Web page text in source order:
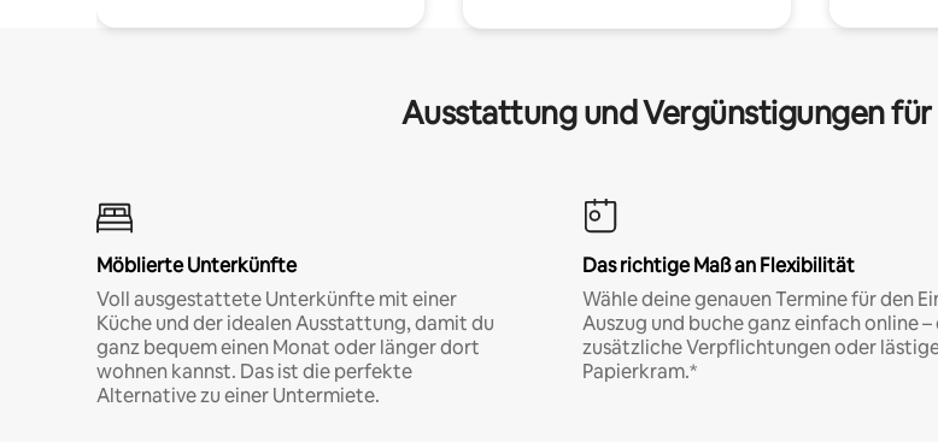
Ausstattung und Vergünstigungen
Möblierte Unterkünfte
Voll ausgestattete Unterkünfte mit einer
Küche und der idealen Ausstattung, damit du
ganz bequem einen Monat oder länger dort
wohnen kannst. Das ist die perfekte
Alternative zu einer Untermiete.
Das richtige Maß an Flexibilität
Wähle deine genauen Termine für den
Auszug und buche ganz einfach online –
zusätzliche Verpflichtungen oder
Papierkram.*